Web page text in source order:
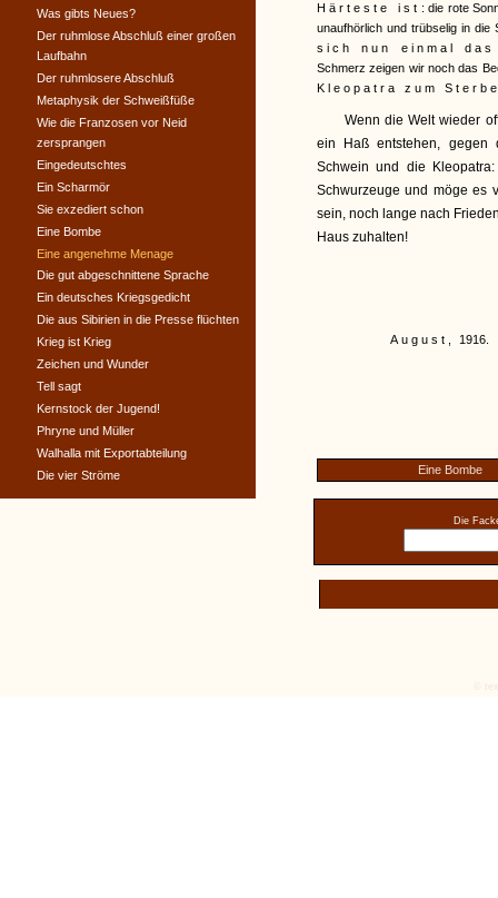
Härteste ist : die rote
unaufhörlich und trübselig in
sich nun einmal
Schmerz zeigen wir noch das
Kleopatra zum
Wenn die Welt wieder
ein Haß entstehen, gegen
Schwein und die
Schwurzeuge und möge es
sein, noch lange nach
Haus zuhalten!
August, 1916.
Eine Bombe
Die
Was gibts Neues?
Der ruhmlose Abschluß einer großen
Laufbahn
Der ruhmlosere Abschluß
Metaphysik der Schweißfüße
Wie die Franzosen vor Neid
zersprangen
Eingedeutschtes
Ein Scharmör
Sie exzediert schon
Eine Bombe
Eine angenehme Menage
Die gut abgeschnittene Sprache
Ein deutsches Kriegsgedicht
Die aus Sibirien in die Presse flüchten
Krieg ist Krieg
Zeichen und Wunder
Tell sagt
Kernstock der Jugend!
Phryne und Müller
Walhalla mit Exportabteilung
Die vier Ströme